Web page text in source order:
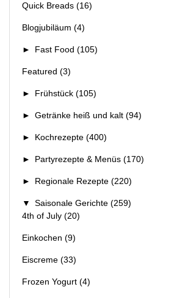
Quick Breads (16)
Blogjubiläum (4)
► Fast Food (105)
Featured (3)
► Frühstück (105)
► Getränke heiß und kalt (94)
► Kochrezepte (400)
► Partyrezepte & Menüs (170)
► Regionale Rezepte (220)
▼ Saisonale Gerichte (259)
4th of July (20)
Einkochen (9)
Eiscreme (33)
Frozen Yogurt (4)